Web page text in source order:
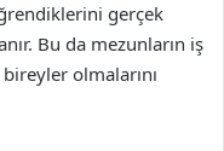
gerçek
Bu da mezunların iş
olmalarını